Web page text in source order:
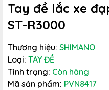
Tay đề lắc xe
ST-R3000
Thương hiệu: SHIMANO
Loại: TAY ĐỀ
Tình trạng: Còn hàng
Mã sản phẩm: PVN8417